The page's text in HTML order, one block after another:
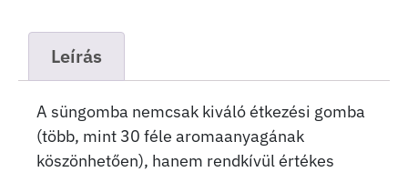
Leírás
A süngomba nemcsak kiváló étkezési gomba
(több, mint 30 féle aromaanyagának
köszönhetően), hanem rendkívül értékes